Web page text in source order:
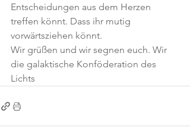
Entscheidungen aus dem Herzen
treffen könnt. Dass ihr mutig
vorwärtsziehen könnt.
Wir grüßen und wir segnen euch. Wir
die galaktische Konföderation des
Lichts